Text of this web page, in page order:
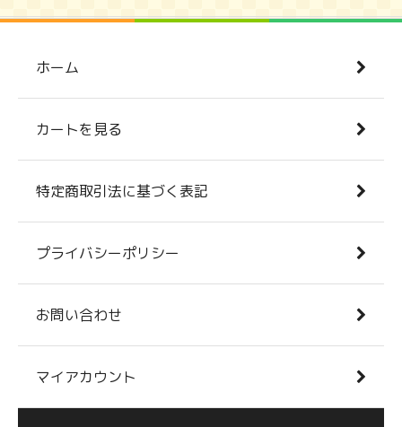
ホーム
カートを見る
特定商取引法に基づく表記
プライバシーポリシー
お問い合わせ
マイアカウント